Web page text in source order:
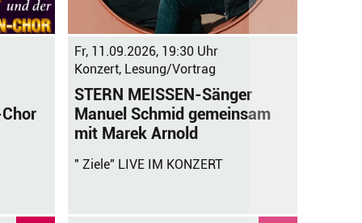
Fr, 11.09.2026, 19:30 Uhr
Konzert, Lesung/Vortrag
STERN MEISSEN-Sänger
Manuel Schmid gemeinsam
mit Marek Arnold
" Ziele" LIVE IM KONZERT